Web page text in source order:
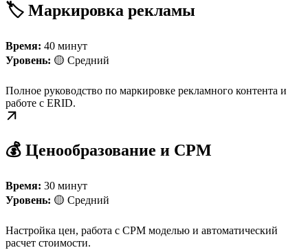
🏷️ Маркировка рекламы
Время: 40 минут
Уровень: 🟡 Средний
Полное руководство по маркировке рекламного контента и
работе с ERID.
💰 Ценообразование и CPM
Время: 30 минут
Уровень: 🟡 Средний
Настройка цен, работа с CPM моделью и автоматический
расчет стоимости.